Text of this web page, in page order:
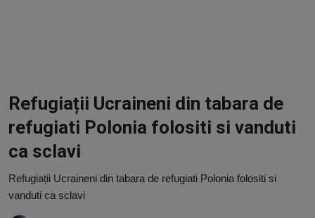
Guest Post
Guest Post
ChatGPT: Cel mai avansat chatbot AI
Refugiații Ucraineni din tabara de
refugiati Polonia folositi si vanduti
ca sclavi
Refugiații Ucraineni din tabara de refugiati Polonia folositi si
vanduti ca sclavi